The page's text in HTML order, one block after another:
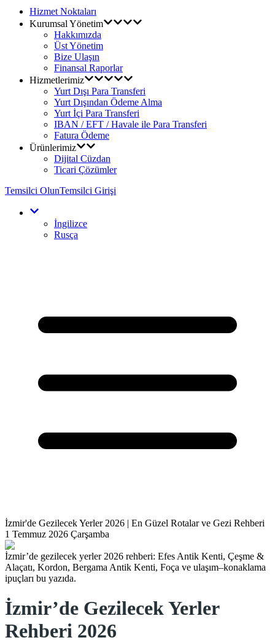
Hizmet Noktaları
Kurumsal Yönetim
Hakkımızda
Üst Yönetim
Bize Ulaşın
Finansal Raporlar
Hizmetlerimiz
Yurt Dışı Para Transferi
Yurt Dışından Ödeme Alma
Yurt İçi Para Transferi
IBAN / EFT / Havale ile Para Transferi
Fatura Ödeme
Ürünlerimiz
Dijital Cüzdan
Ticari Çözümler
Temsilci OlunTemsilci Girişi
İngilizce
Rusça
İzmir'de Gezilecek Yerler 2026 | En Güzel Rotalar ve Gezi Rehberi
1 Temmuz 2026 Çarşamba
İzmir’de gezilecek yerler 2026 rehberi: Efes Antik Kenti, Çeşme &
Alaçatı, Kordon, Bergama Antik Kenti, Foça ve ulaşım–konaklama
ipuçları bu yazıda.
İzmir’de Gezilecek Yerler
Rehberi 2026